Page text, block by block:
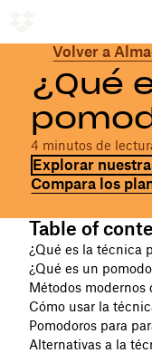
Volver a
¿Qué
4 minutos de
Explorar
Compara los
Table of
¿Qué es la técnica
¿Qué es un
Métodos modernos
Cómo usar la
Pomodoros para
Alternativas a la